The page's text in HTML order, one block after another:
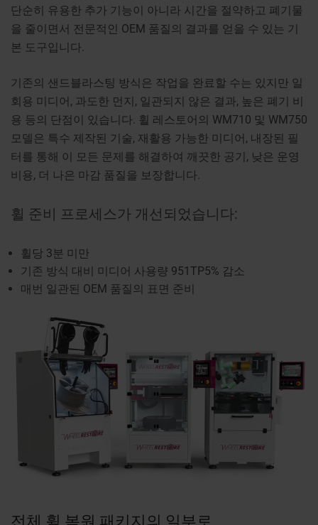
단순히 유용한 추가 기능이 아니라 시간을 절약하고 폐기물
을 줄이면서 전문적인 OEM 품질의 결과를 얻을 수 있는 기
본 도구입니다.
기존의 샌드블라스팅 방식은 작업을 완료할 수는 있지만 일
회용 미디어, 과도한 먼지, 일관되지 않은 결과, 높은 폐기 비
용 등의 단점이 있습니다. 휠 레스토어의 WM710 및 WM750
모델은 특수 제작된 기술, 재활용 가능한 미디어, 내장된 필
터를 통해 이 모든 문제를 해결하여 깨끗한 공기, 낮은 운영
비용, 더 나은 마감 품질을 보장합니다.
휠 준비 프로세스가 개선되었습니다:
휠당 3분 미만
기존 방식 대비 미디어 사용량 951TP5% 감소
매번 일관된 OEM 품질의 표면 준비
전체 휠 복원 패키지의 일부로